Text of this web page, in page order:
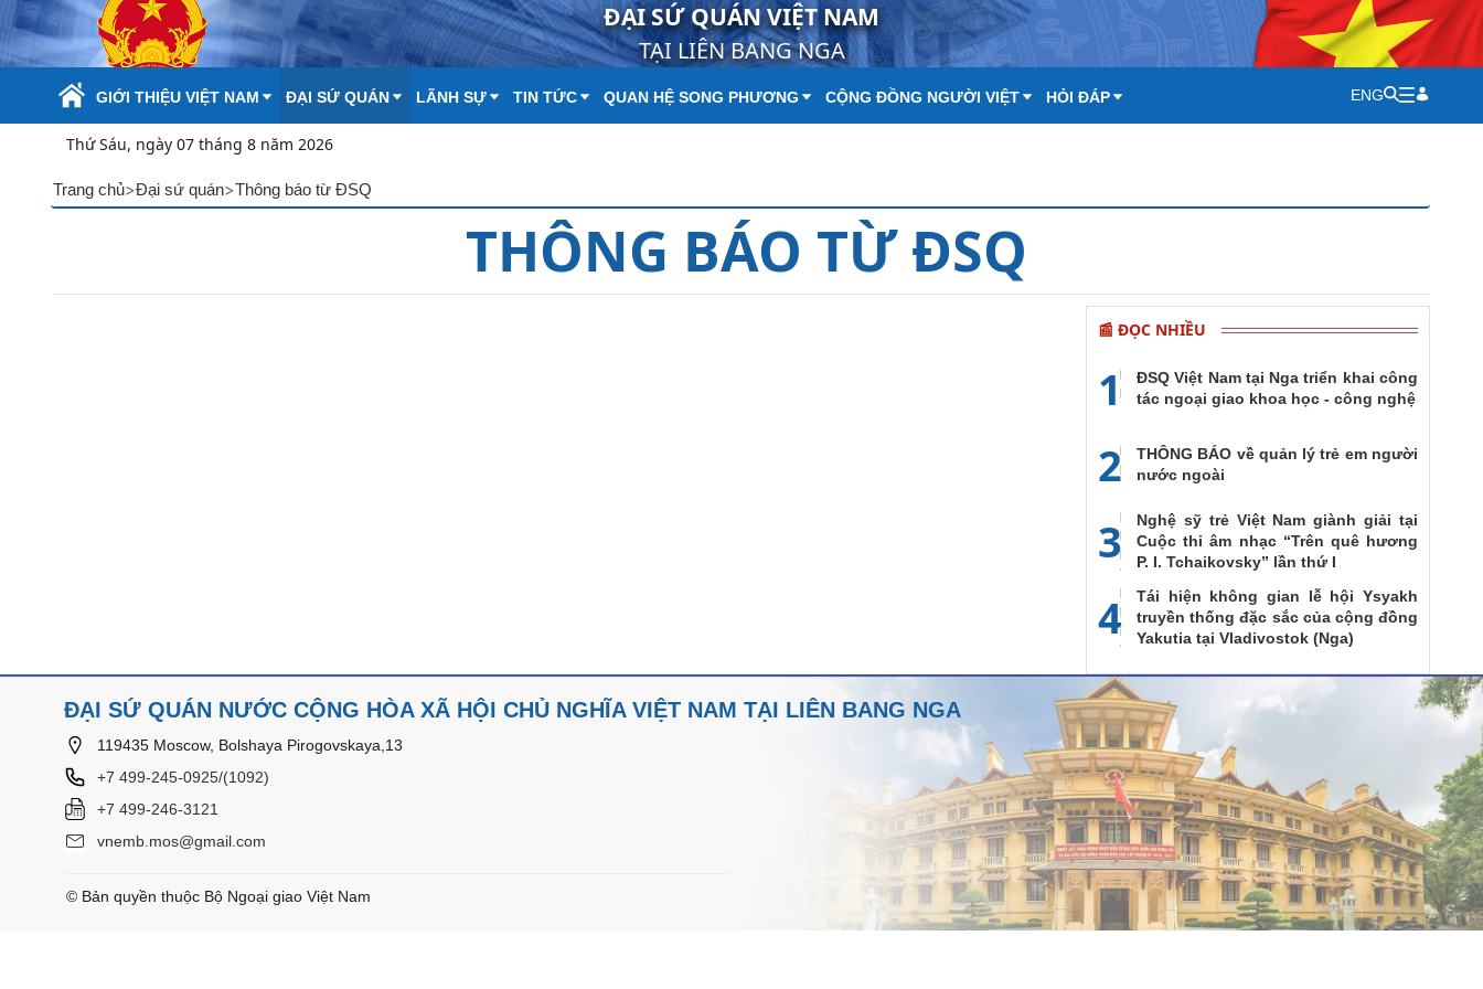
Skip to Main Content ĐẠI SỨ QUÁN VIỆT NAM
TẠI LIÊN BANG NGA
GIỚI THIỆU VIỆT NAM ĐẠI SỨ QUÁN LÃNH SỰ TIN TỨC QUAN HỆ SONG PHƯƠNG CỘNG ĐỒNG NGƯỜI VIỆT HỎI ĐÁP ENG
Thứ Sáu, ngày 07 tháng 8 năm 2026
Trang chủ>Đại sứ quán>Thông báo từ ĐSQ
THÔNG BÁO TỪ ĐSQ
📰 ĐỌC NHIỀU
1
ĐSQ Việt Nam tại Nga triển khai công
tác ngoại giao khoa học - công nghệ
2
THÔNG BÁO về quản lý trẻ em người
nước ngoài
3
Nghệ sỹ trẻ Việt Nam giành giải tại
Cuộc thi âm nhạc “Trên quê hương
P. I. Tchaikovsky” lần thứ I
4
Tái hiện không gian lễ hội Ysyakh
truyền thống đặc sắc của cộng đồng
Yakutia tại Vladivostok (Nga)
ĐẠI SỨ QUÁN NƯỚC CỘNG HÒA XÃ HỘI CHỦ NGHĨA VIỆT NAM TẠI LIÊN BANG NGA
119435 Moscow, Bolshaya Pirogovskaya,13
+7 499-245-0925/(1092)
+7 499-246-3121
vnemb.mos@gmail.com
© Bản quyền thuộc Bộ Ngoại giao Việt Nam